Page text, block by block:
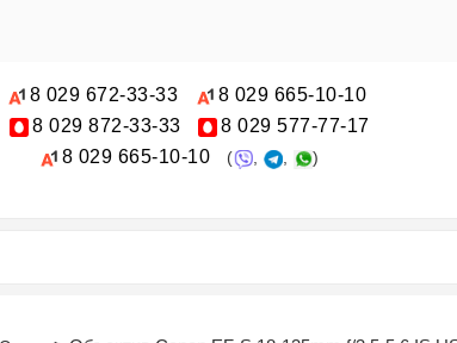
8 029 672-33-33 8 029 665-10-10
8 029 872-33-33 8 029 577-77-17
8 029 665-10-10 ( , , )